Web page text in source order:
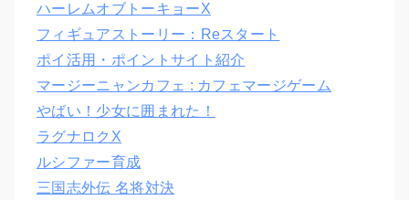
ハーレムオブトーキョーX
フィギュアストーリー：Reスタート
ポイ活用・ポイントサイト紹介
マージーニャンカフェ : カフェマージゲーム
やばい！少女に囲まれた！
ラグナロクX
ルシファー育成
三国志外伝 名将対決